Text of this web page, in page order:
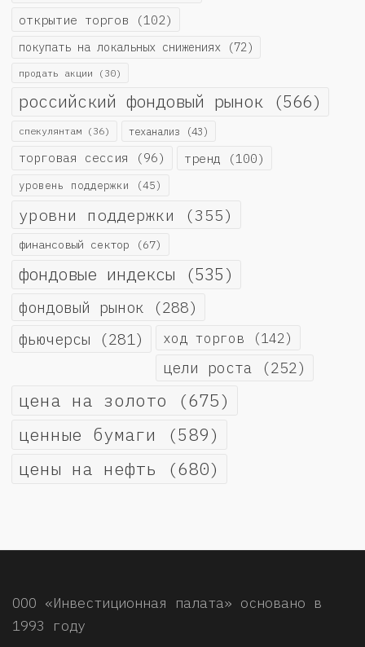
открытие торгов (102)
покупать на локальных снижениях (72)
продать акции (30)
российский фондовый рынок (566)
спекулянтам (36) теханализ (43)
торговая сессия (96) тренд (100)
уровень поддержки (45)
уровни поддержки (355)
финансовый сектор (67)
фондовые индексы (535)
фондовый рынок (288)
фьючерсы (281) ход торгов (142)
цели роста (252)
цена на золото (675)
ценные бумаги (589)
цены на нефть (680)
ООО «Инвестиционная палата» основано в
1993 году